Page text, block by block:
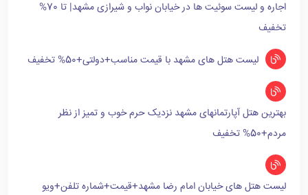
اجاره و لیست سوئیت ها در خیابان نواب و شیرازی مشهد| تا 70%
تخفیف
لیست هتل های مشهد با قیمت مناسب+دولتی+50% تخفیف
بهترین هتل آپارتمانهای مشهد نزدیک حرم خوب و تمیز از نظر
مردم+50% تخفیف
لیست هتل های خیابان امام رضا مشهد+قیمت+شماره تلفن+ویو